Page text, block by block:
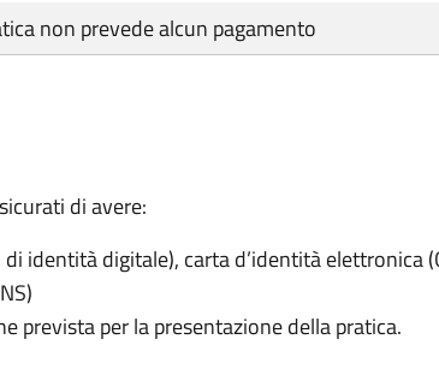
non prevede alcun pagamento
di avere:
identità digitale), carta d’identità elettronica
prevista per la presentazione della pratica.